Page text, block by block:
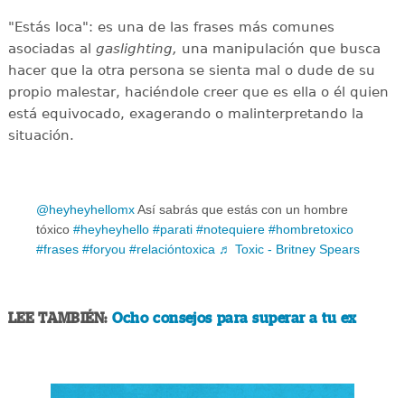
"Estás loca": es una de las frases más comunes
asociadas al gaslighting, una manipulación que busca
hacer que la otra persona se sienta mal o dude de su
propio malestar, haciéndole creer que es ella o él quien
está equivocado, exagerando o malinterpretando la
situación.
@heyheyhellomxAsí sabrás que estás con un hombre
tóxico #heyheyhello #parati #notequiere #hombretoxico
#frases #foryou #relacióntoxica ♬ Toxic - Britney Spears
LEE TAMBIÉN: Ocho consejos para superar a tu ex